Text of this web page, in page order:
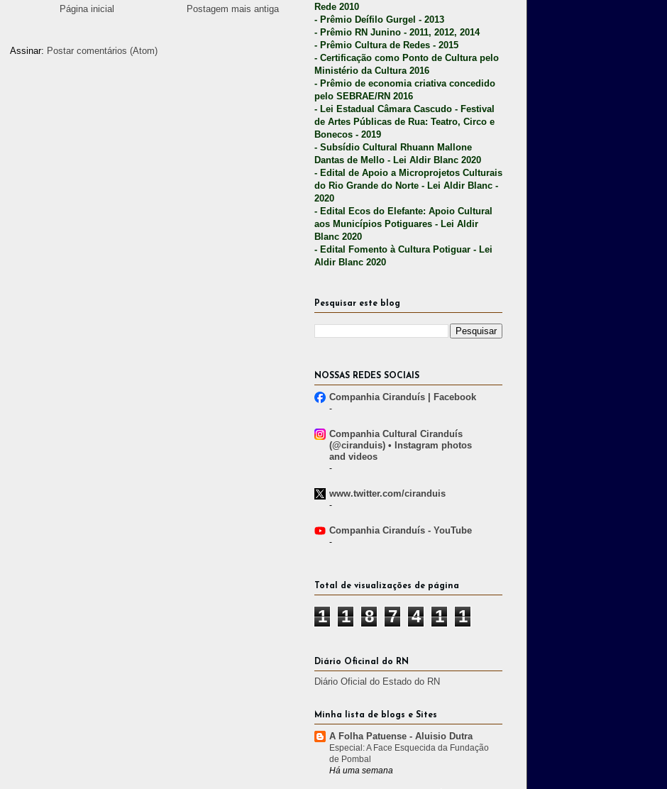
Postagem mais antiga
Página inicial
Assinar: Postar comentários (Atom)
Rede 2010
- Prêmio Deífilo Gurgel - 2013
- Prêmio RN Junino - 2011, 2012, 2014
- Prêmio Cultura de Redes - 2015
- Certificação como Ponto de Cultura pelo
Ministério da Cultura 2016
- Prêmio de economia criativa concedido
pelo SEBRAE/RN 2016
- Lei Estadual Câmara Cascudo - Festival
de Artes Públicas de Rua: Teatro, Circo e
Bonecos - 2019
- Subsídio Cultural Rhuann Mallone
Dantas de Mello - Lei Aldir Blanc 2020
- Edital de Apoio a Microprojetos Culturais
do Rio Grande do Norte - Lei Aldir Blanc -
2020
- Edital Ecos do Elefante: Apoio Cultural
aos Municípios Potiguares - Lei Aldir
Blanc 2020
- Edital Fomento à Cultura Potiguar - Lei
Aldir Blanc 2020
Pesquisar este blog
NOSSAS REDES SOCIAIS
Companhia Ciranduís | Facebook
-
Companhia Cultural Ciranduís
(@ciranduis) • Instagram photos
and videos
-
www.twitter.com/ciranduis
-
Companhia Ciranduís - YouTube
-
Total de visualizações de página
1 1 8 7 4 1 1
Diário Oficinal do RN
Diário Oficial do Estado do RN
Minha lista de blogs e Sites
A Folha Patuense - Aluisio Dutra
Especial: A Face Esquecida da Fundação
de Pombal
Há uma semana